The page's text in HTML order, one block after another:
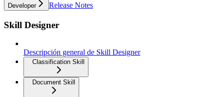
Developer Release Notes
Skill Designer
Descripción general de Skill Designer
Classification Skill
Document Skill